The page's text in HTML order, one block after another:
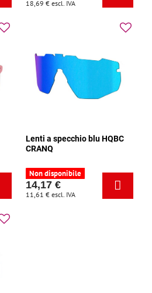
18,69 € escl. IVA
Lenti a specchio blu HQBC
CRANQ
Non disponibile
14,17 €
11,61 € escl. IVA